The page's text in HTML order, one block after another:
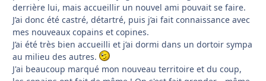
derrière lui, mais accueillir un nouvel ami pouvait se faire.
J’ai donc été castré, détartré, puis j’ai fait connaissance avec
mes nouveaux copains et copines.
J’ai été très bien accueilli et j’ai dormi dans un dortoir sympa
au milieu des autres.
J'ai beaucoup marqué mon nouveau territoire et du coup,